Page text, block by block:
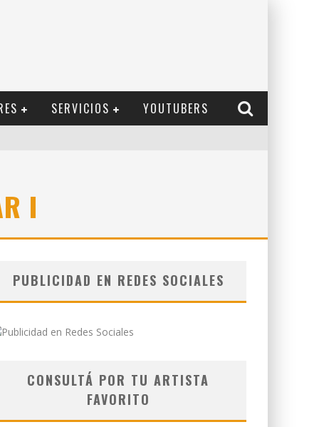
SERVICIOS YOUTUBERS
I
PUBLICIDAD EN REDES SOCIALES
CONSULTÁ POR TU ARTISTA
FAVORITO